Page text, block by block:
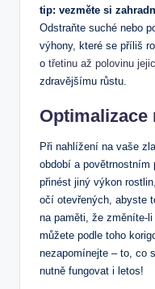
tip: vezměte si
Odstraňte suché nebo
výhony, které se příliš
o třetinu až polovinu
zdravějšímu růstu.
Optimalizace
Při nahlížení na vaše
období a
přinést jiný výkon
očí otevřených, abyste
na paměti, že změníte-
můžete podle toho
nezapomínejte – to, co
nutně fungovat i letos!